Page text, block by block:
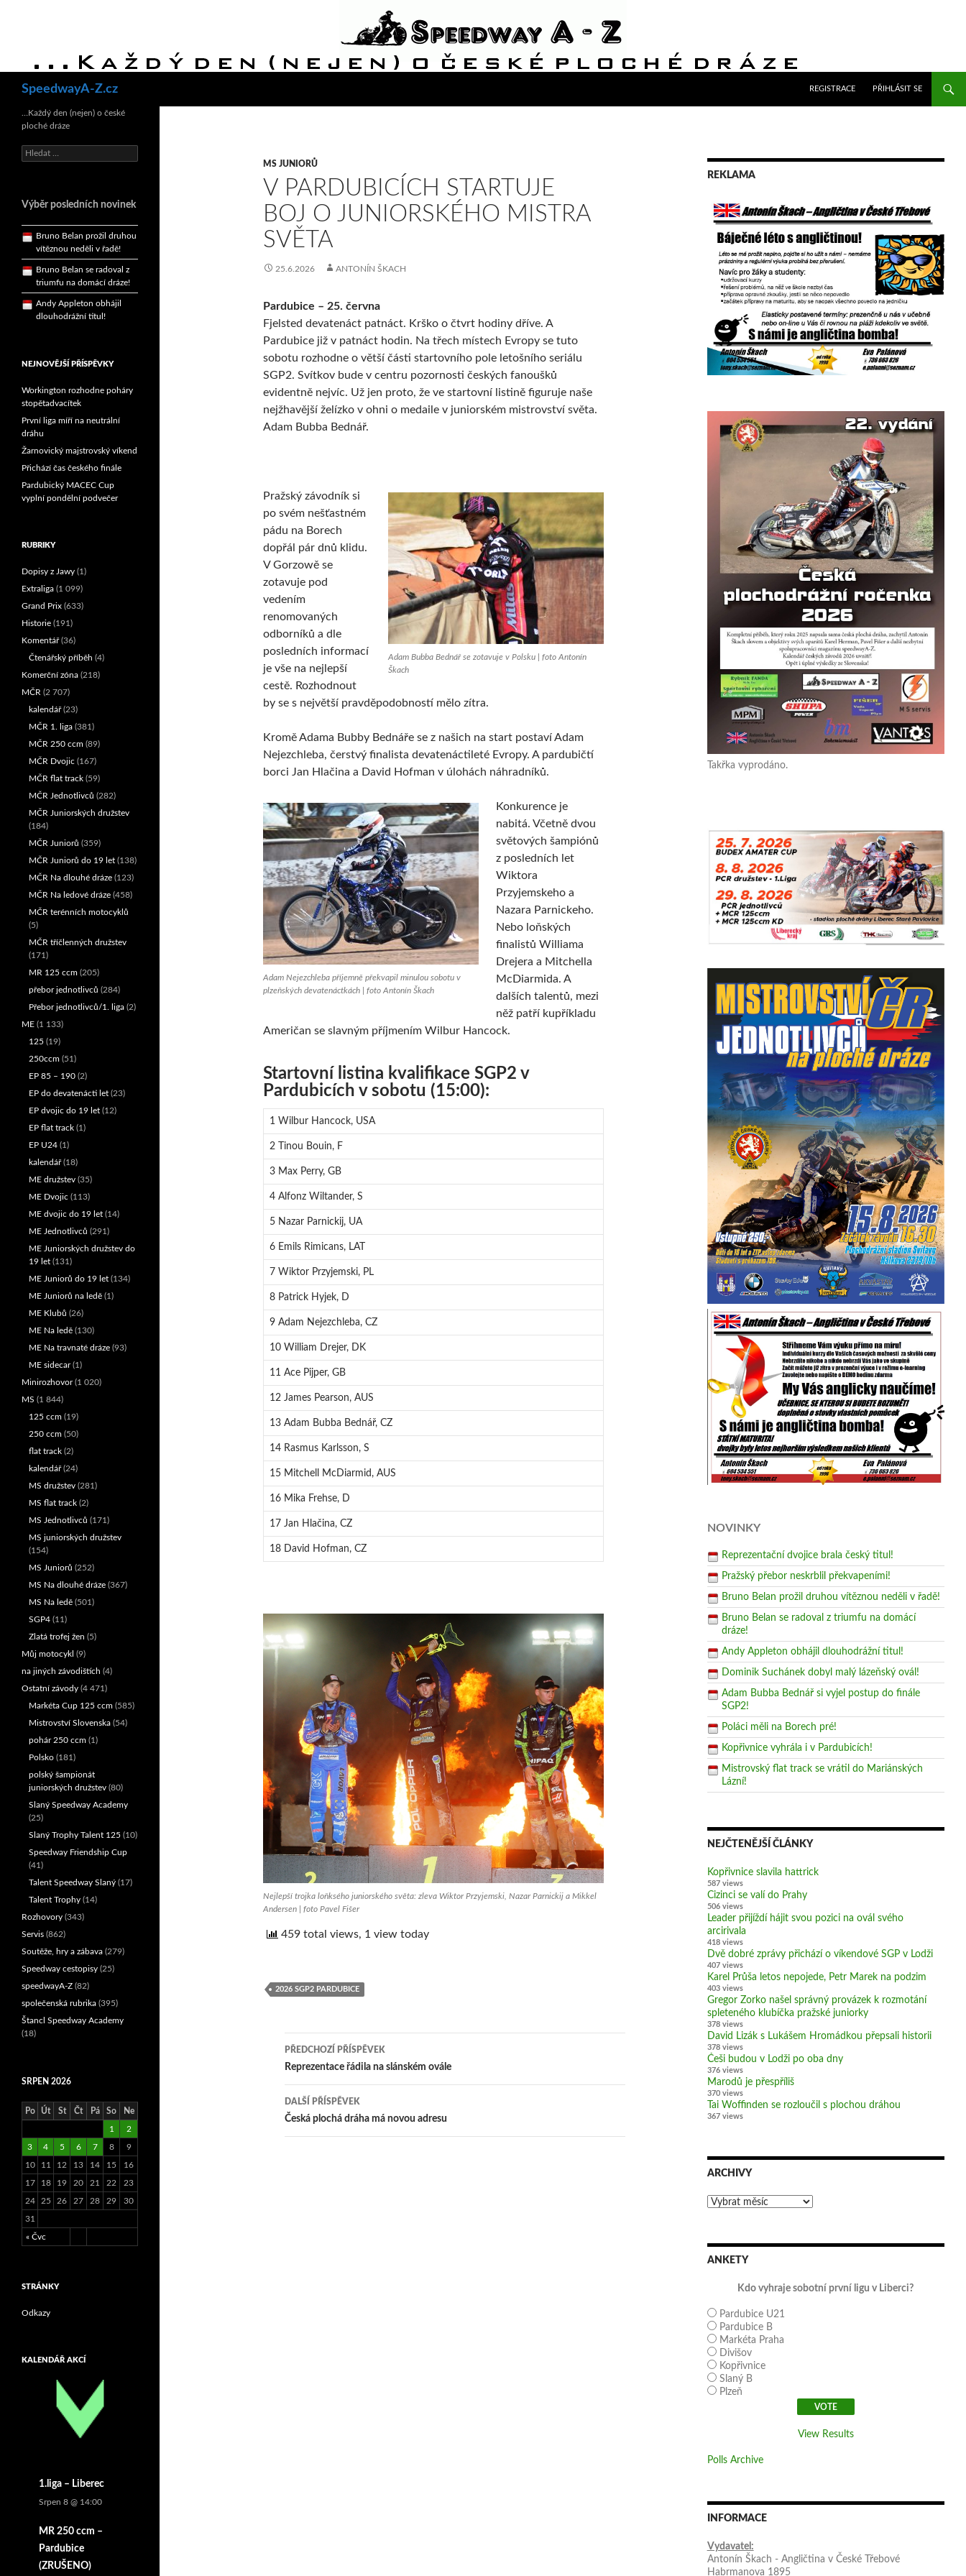
SpeedwayA-Z.cz
REGISTRACE
PŘIHLÁSIT SE
MS JUNIORŮ
V PARDUBICÍCH STARTUJE
BOJ O JUNIORSKÉHO MISTRA
SVĚTA
25.6.2026 ANTONÍN ŠKACH
Pardubice – 25. června
Fjelsted devatenáct patnáct. Krško o čtvrt hodiny dříve. A
Pardubice již v patnáct hodin. Na třech místech Evropy se tuto
sobotu rozhodne o větší části startovního pole letošního seriálu
SGP2. Svítkov bude v centru pozornosti českých fanoušků
evidentně nejvíc. Už jen proto, že ve startovní listině figuruje naše
nejžhavější želízko v ohni o medaile v juniorském mistrovství světa.
Adam Bubba Bednář.
Adam Bubba Bednář se zotavuje v Polsku | foto Antonín
Škach
Pražský závodník si
po svém nešťastném
pádu na Borech
dopřál pár dnů klidu.
V Gorzowě se
zotavuje pod
vedením
renomovaných
odborníků a dle
posledních informací
je vše na nejlepší
cestě. Rozhodnout
by se s největší pravděpodobností mělo zítra.
Kromě Adama Bubby Bednáře se z našich na start postaví Adam
Nejezchleba, čerstvý finalista devatenáctileté Evropy. A pardubičtí
borci Jan Hlačina a David Hofman v úlohách náhradníků.
Adam Nejezchleba příjemně překvapil minulou sobotu v
plzeňských devatenáctkách | foto Antonín Škach
Konkurence je
nabitá. Včetně dvou
světových šampiónů
z posledních let
Wiktora
Przyjemskeho a
Nazara Parnickeho.
Nebo loňských
finalistů Williama
Drejera a Mitchella
McDiarmida. A
dalších talentů, mezi
něž patří kupříkladu
Američan se slavným příjmením Wilbur Hancock.
Startovní listina kvalifikace SGP2 v
Pardubicích v sobotu (15:00):
1 Wilbur Hancock, USA
2 Tinou Bouin, F
3 Max Perry, GB
4 Alfonz Wiltander, S
5 Nazar Parnickij, UA
6 Emils Rimicans, LAT
7 Wiktor Przyjemski, PL
8 Patrick Hyjek, D
9 Adam Nejezchleba, CZ
10 William Drejer, DK
11 Ace Pijper, GB
12 James Pearson, AUS
13 Adam Bubba Bednář, CZ
14 Rasmus Karlsson, S
15 Mitchell McDiarmid, AUS
16 Mika Frehse, D
17 Jan Hlačina, CZ
18 David Hofman, CZ
Nejlepší trojka loňksého juniorského světa: zleva Wiktor Przyjemski, Nazar Parnickij a Mikkel
Andersen | foto Pavel Fišer
459 total views, 1 view today
2026 SGP2 PARDUBICE
Navigace
pro
příspěvek
PŘEDCHOZÍ PŘÍSPĚVEK
Reprezentace řádila na slánském ovále
DALŠÍ PŘÍSPĚVEK
Česká plochá dráha má novou adresu
REKLAMA
Takřka vyprodáno.
NOVINKY
Reprezentační dvojice brala český titul!
Pražský přebor neskrblil překvapeními!
Bruno Belan prožil druhou vítěznou neděli v řadě!
Bruno Belan se radoval z triumfu na domácí
dráze!
Andy Appleton obhájil dlouhodrážní titul!
Dominik Suchánek dobyl malý lázeňský ovál!
Adam Bubba Bednář si vyjel postup do finále
SGP2!
Poláci měli na Borech pré!
Kopřivnice vyhrála i v Pardubicích!
Mistrovský flat track se vrátil do Mariánských
Lázní!
NEJČTENĚJŠÍ ČLÁNKY
Kopřivnice slavila hattrick
587 views
Cizinci se valí do Prahy
506 views
Leader přijíždí hájit svou pozici na ovál svého
arcirivala
418 views
Dvě dobré zprávy přichází o víkendové SGP v Lodži
407 views
Karel Průša letos nepojede, Petr Marek na podzim
403 views
Gregor Zorko našel správný provázek k rozmotání
spleteného klubíčka pražské juniorky
378 views
David Lizák s Lukášem Hromádkou přepsali historii
378 views
Češi budou v Lodži po oba dny
376 views
Marodů je přespříliš
370 views
Tai Woffinden se rozloučil s plochou dráhou
367 views
ARCHIVY
Archivy
ANKETY
Kdo vyhraje sobotní první ligu v Liberci?
Pardubice U21
Pardubice B
Markéta Praha
Divišov
Kopřivnice
Slaný B
Plzeň
View Results
Polls Archive
INFORMACE
Vydavatel:
Antonín Škach - Angličtina v České Třebové
Habrmanova 1895
…Každý den (nejen) o české
ploché dráze
Vyhledávání
Výběr posledních novinek
Bruno Belan se radoval z
triumfu na domácí dráze!
Andy Appleton obhájil
Reprezentační dvojice
překvapeními!
Bruno Belan prožil druhou
vítěznou neděli v řadě!
Bruno Belan se radoval z
triumfu na domácí dráze!
Andy Appleton obhájil
dlouhodrážní titul!
NEJNOVĚJŠÍ PŘÍSPĚVKY
Workington rozhodne poháry
stopětadvacítek
První liga míří na neutrální
dráhu
Žarnovický majstrovský víkend
Přichází čas českého finále
Pardubický MACEC Cup
vyplní pondělní podvečer
RUBRIKY
Dopisy z Jawy (1)
Extraliga (1 099)
Grand Prix (633)
Historie (191)
Komentář(36)
Čtenářský příběh (4)
Komerční zóna (218)
MČR (2 707)
kalendář(23)
MČR 1. liga (381)
MČR 250 ccm (89)
MČR Dvojic (167)
MČR flat track (59)
MČR Jednotlivců (282)
MČR Juniorských družstev
(184)
MČR Juniorů (359)
MČR Juniorů do 19 let (138)
MČR Na dlouhé dráze (123)
MČR Na ledové dráze (458)
MČR terénních motocyklů
(5)
MČR tříčlenných družstev
(171)
MR 125 ccm (205)
přebor jednotlivců (284)
Přebor jednotlivců/1. liga (2)
ME (1 133)
125 (19)
250ccm (51)
EP 85 – 190 (2)
EP do devatenácti let (23)
EP dvojic do 19 let (12)
EP flat track (1)
EP U24 (1)
kalendář(18)
ME družstev (35)
ME Dvojic (113)
ME dvojic do 19 let (14)
ME Jednotlivců (291)
ME Juniorských družstev do
19 let (131)
ME Juniorů do 19 let (134)
ME Juniorů na ledě (1)
ME Klubů (26)
ME Na ledě (130)
ME Na travnaté dráze (93)
ME sidecar(1)
Minirozhovor(1 020)
MS (1 844)
125 ccm (19)
250 ccm (50)
flat track (2)
kalendář(24)
MS družstev (281)
MS flat track (2)
MS Jednotlivců (171)
MS juniorských družstev
(154)
MS Juniorů (252)
MS Na dlouhé dráze (367)
MS Na ledě (501)
SGP4 (11)
Zlatá trofej žen (5)
Můj motocykl (9)
na jiných závodištích (4)
Ostatní závody (4 471)
Markéta Cup 125 ccm (585)
Mistrovství Slovenska (54)
pohár 250 ccm (1)
Polsko (181)
polský šampionát
juniorských družstev (80)
Slaný Speedway Academy
(25)
Slaný Trophy Talent 125 (10)
Speedway Friendship Cup
(41)
Talent Speedway Slaný (17)
Talent Trophy (14)
Rozhovory (343)
Servis (862)
Soutěže, hry a zábava (279)
Speedway cestopisy (25)
speedwayA-Z (82)
společenská rubrika (395)
Štancl Speedway Academy
(18)
SRPEN 2026
Po Út St Čt Pá So Ne
« Čvc
1 2
3 4 5 6 7 8 9
10 11 12 13 14 15 16
17 18 19 20 21 22 23
24 25 26 27 28 29 30
31
STRÁNKY
Odkazy
KALENDÁŘ AKCÍ
1.liga – Liberec
Srpen 8 @ 14:00
MR 250 ccm –
Pardubice
(ZRUŠENO)